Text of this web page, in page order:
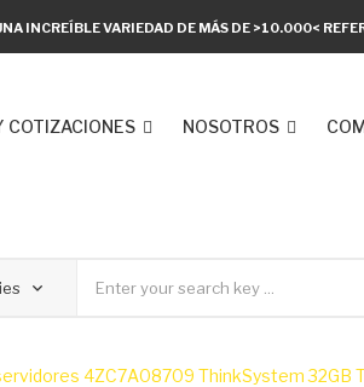
INCREÍBLE VARIEDAD DE MÁS DE >10.000<
COTIZACIONES NOSOTROS
4ZC7A08709 ThinkSystem 32GB